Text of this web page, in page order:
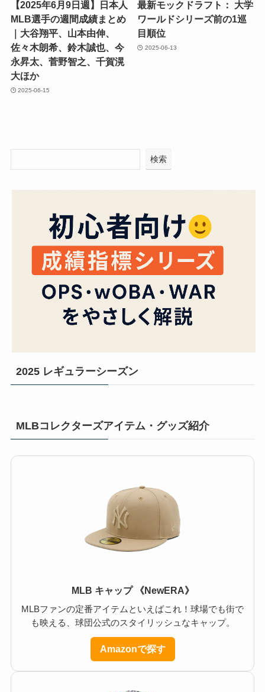
【2025年6月9日週】日本人
MLB選手の週間成績まとめ
｜大谷翔平、山本由伸、
佐々木朗希、鈴木誠也、今
永昇太、菅野智之、千賀滉
大ほか
2025-06-15
最新モックドラフト： 大学
ワールドシリーズ前の1巡
目順位
2025-06-13
検索
2025 レギュラーシーズン
MLBコレクターズアイテム・グッズ紹介
MLB キャップ 《NewERA》
MLBファンの定番アイテムといえばこれ！球場でも街で
も映える、球団公式のスタイリッシュなキャップ。
Amazonで探す